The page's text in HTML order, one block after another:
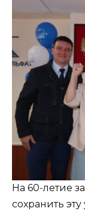
На 60-летие
сохранить